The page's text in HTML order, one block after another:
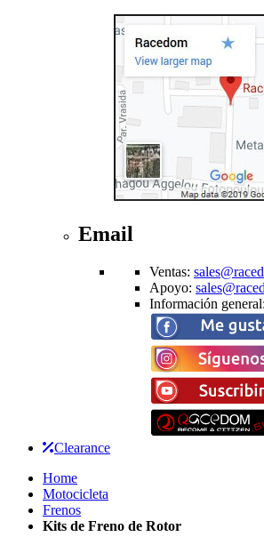
Email
Ventas:
Apoyo:
Información general:
Clearance
Home
Motocicleta
Frenos
Kits de Freno de Rotor